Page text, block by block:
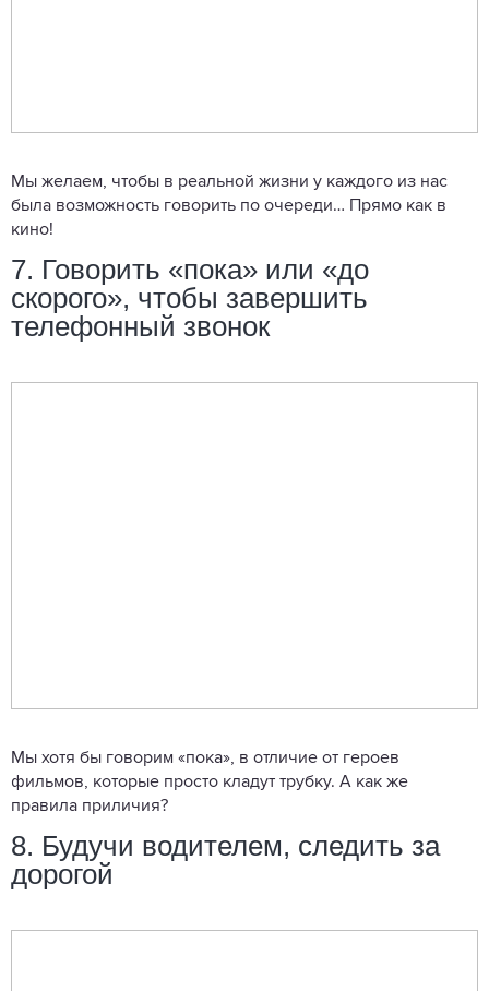
Мы желаем, чтобы в реальной жизни у каждого из нас
была возможность говорить по очереди… Прямо как в
кино!
7. Говорить «пока» или «до
скорого», чтобы завершить
телефонный звонок
Мы хотя бы говорим «пока», в отличие от героев
фильмов, которые просто кладут трубку. А как же
правила приличия?
8. Будучи водителем, следить за
дорогой